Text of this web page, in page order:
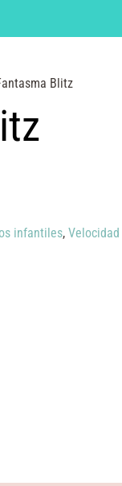
Blitz
infantiles, Velocidad